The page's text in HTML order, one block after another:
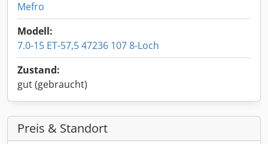
Mefro
Modell:
7.0-15 ET-57,5 47236 107 8-Loch
Zustand:
gut (gebraucht)
Preis & Standort